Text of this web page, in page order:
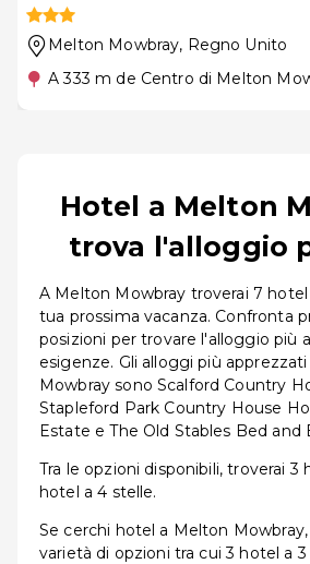
Melton Mowbray, Regno Unito
A 333 m de Centro di Melton
Hotel a Melton
trova l'alloggio
A Melton Mowbray troverai 7 hotel
tua prossima vacanza. Confronta
posizioni per trovare l'alloggio più
esigenze. Gli alloggi più
Mowbray sono Scalford Country
Stapleford Park Country House
Estate e The Old Stables Bed and
Tra le opzioni disponibili, troverai 3
hotel a 4 stelle.
Se cerchi hotel a Melton
varietà di opzioni tra cui 3 hotel a